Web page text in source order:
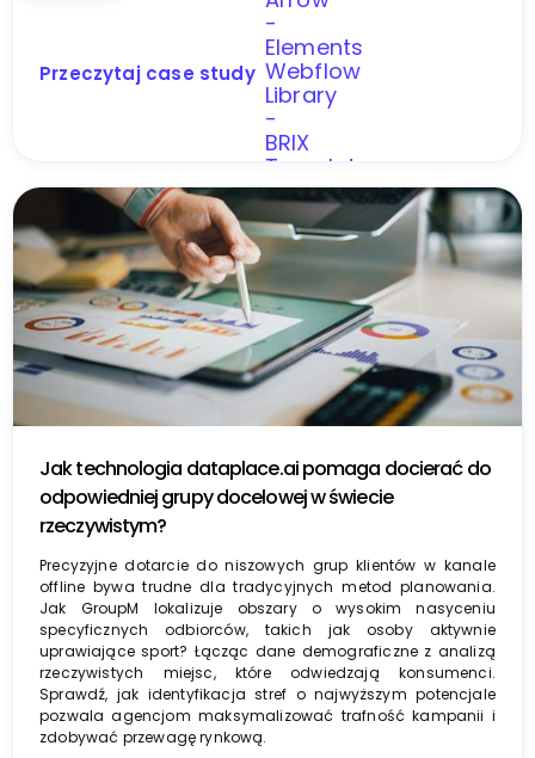
Przeczytaj case study
Jak technologia dataplace.ai pomaga docierać do
odpowiedniej grupy docelowej w świecie
rzeczywistym?
Precyzyjne dotarcie do niszowych grup klientów w kanale
offline bywa trudne dla tradycyjnych metod planowania.
Jak GroupM lokalizuje obszary o wysokim nasyceniu
specyficznych odbiorców, takich jak osoby aktywnie
uprawiające sport? Łącząc dane demograficzne z analizą
rzeczywistych miejsc, które odwiedzają konsumenci.
Sprawdź, jak identyfikacja stref o najwyższym potencjale
pozwala agencjom maksymalizować trafność kampanii i
zdobywać przewagę rynkową.